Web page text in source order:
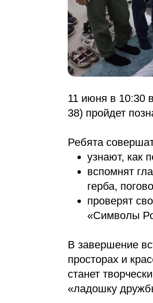
11 июня в 10:30 в
38) пройдет
Ребята
узнают, как
вспомнят
герба,
проверят
«Символы
В завершение
просторах и
станет
«ладошку